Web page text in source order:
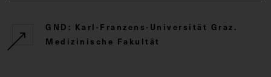
GND: Karl-Franzens-Universität Graz.
Medizinische Fakultät